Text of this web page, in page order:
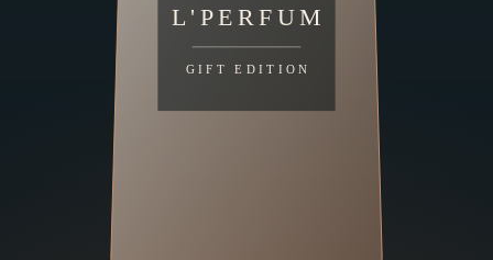
ESSENCE DE TU HISTORIA
Perfumes que cuentan
Lujo clásico, casas árabes en ascenso y fragancias nicho. 100%
UNIVERSO ÁRABE
Joyas árabes
que están conquistando
Lattafa, Orientica, Bharara. Persistencia, profundidad y un precio
L'PERFUM
GIFT EDITION